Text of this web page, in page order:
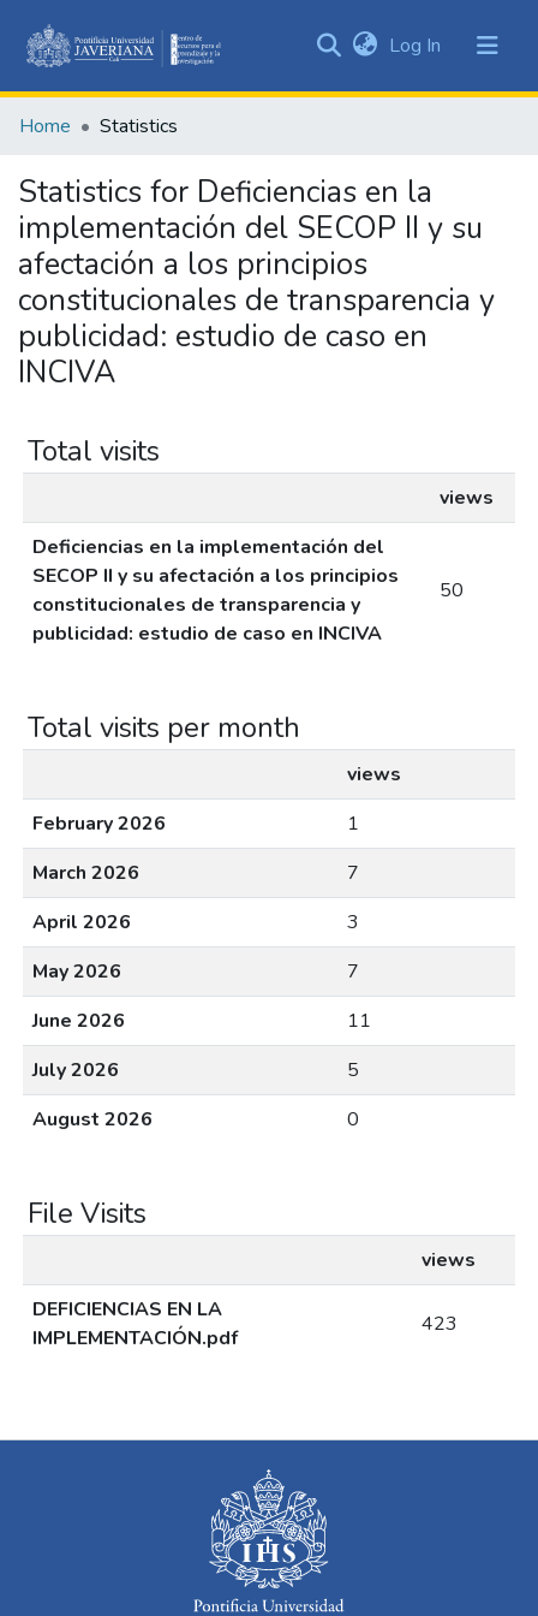
&
All of DSpace
Log In (current)
Home Statistics
Statistics for Deficiencias en la
implementación del SECOP II y su
afectación a los principios
constitucionales de transparencia y
publicidad: estudio de caso en
INCIVA
Total visits
views
Deficiencias en la implementación del
SECOP II y su afectación a los principios
constitucionales de transparencia y
publicidad: estudio de caso en INCIVA
50
Total visits per month
views
February 2026
1
March 2026
7
April 2026
3
May 2026
7
June 2026
11
July 2026
5
August 2026
0
File Visits
views
DEFICIENCIAS EN LA
IMPLEMENTACIÓN.pdf
423